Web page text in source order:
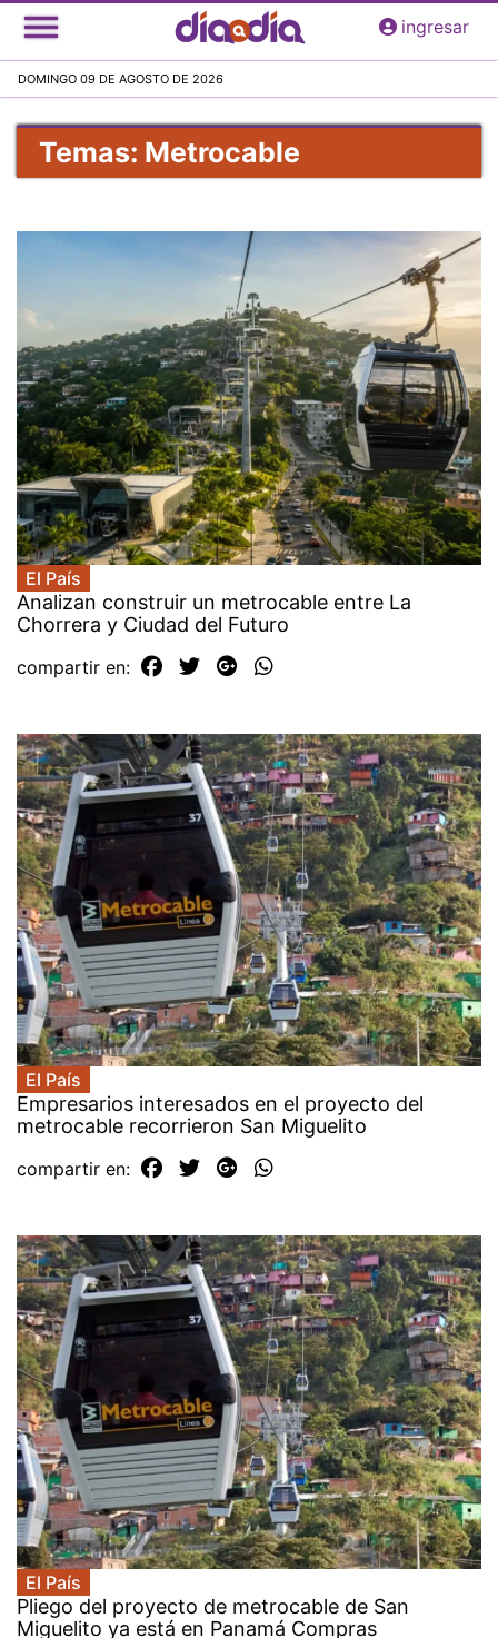
Pasar
al
principal
ingresar
DOMINGO 09 DE AGOSTO DE 2026
Temas: Metrocable
El País
Analizan construir un metrocable entre La
Chorrera y Ciudad del Futuro
compartir en:
El País
Empresarios interesados en el proyecto del
metrocable recorrieron San Miguelito
compartir en:
El País
Pliego del proyecto de metrocable de San
Miguelito ya está en Panamá Compras